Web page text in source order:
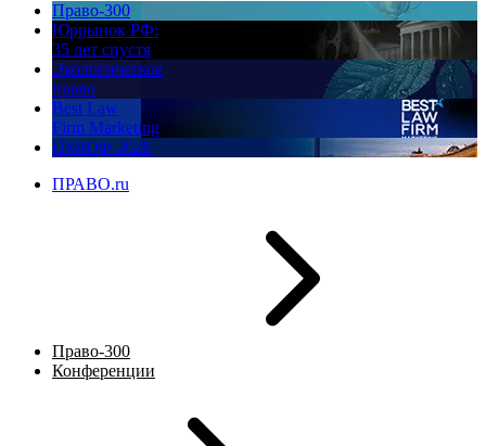
Право-300
Юррынок РФ:
35 лет спустя
Экологическое
право
Best Law
Firm Marketing
ПМЮФ 2026
ПРАВО.ru
Право-300
Конференции